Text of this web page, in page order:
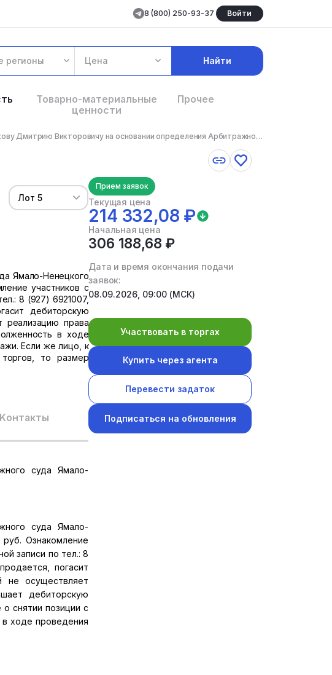
8 (800) 250-93-37 Войти
регионы Цена Найти
Товарно-материальные
ценности
Прочее
Право требования к Вялкову Дмитрию Викторовичу на основании определения Арбитражного суда Ямало-Нене...
Лот 5
Ямало-Ненецкого
участников с
8 (927) 6921007,
дебиторскую
реализацию права
в ходе
Если же лицо, к
то размер
Kонтакты
суда Ямало-
суда Ямало-
Ознакомление
записи по тел.: 8
погасит
не осуществляет
дебиторскую
снятии позиции с
в ходе проведения
Прием заявок
Текущая цена
214 332,08 ₽
Начальная цена
306 188,68 ₽
Дата и время окончания подачи
заявок:
08.09.2026, 09:00 (МСК)
Участвовать в торгах
Купить через агента
Перевести задаток
Подписаться на обновления